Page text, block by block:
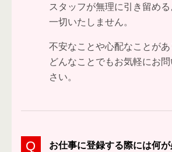
スタッフが無理に引き留め
一切いたしません。
不安なことや心配なことがあ
どんなことでもお気軽にお
さい。
お仕事に登録する際には何